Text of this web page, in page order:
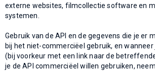
externe websites, filmcollectie software en
systemen.
Gebruik van de API en de gegevens die je er
bij het niet-commerciëel gebruik, en
(bij voorkeur met een link naar de
je de API commerciëel willen gebruiken,